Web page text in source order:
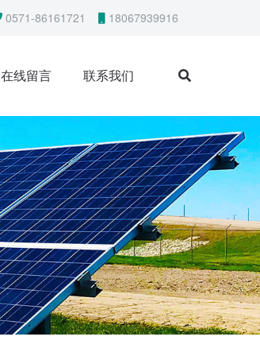
0571-86161721 18067939916
在线留言 联系我们